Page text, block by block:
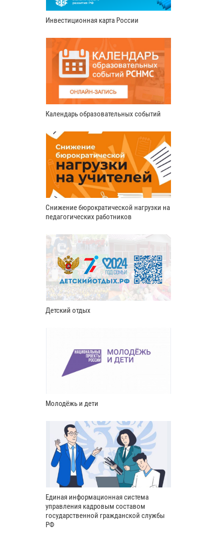
Инвестиционная карта России
Календарь образовательных событий
Снижение бюрократической нагрузки на
педагогических работников
Детский отдых
Молодёжь и дети
Единая информационная система
управления кадровым составом
государственной гражданской службы
РФ